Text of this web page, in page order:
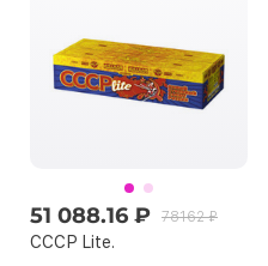
51 088.16 ₽ 78162 ₽
СССР Lite.